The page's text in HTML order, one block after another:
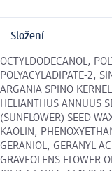
Složení
OCTYLDODECANOL,
POLYACYLADIPATE-2,
ARGANIA SPINO
HELIANTHUS ANNUUS
(SUNFLOWER) SEED
KAOLIN,
GERANIOL, GERANYL
GRAVEOLENS FLOWER